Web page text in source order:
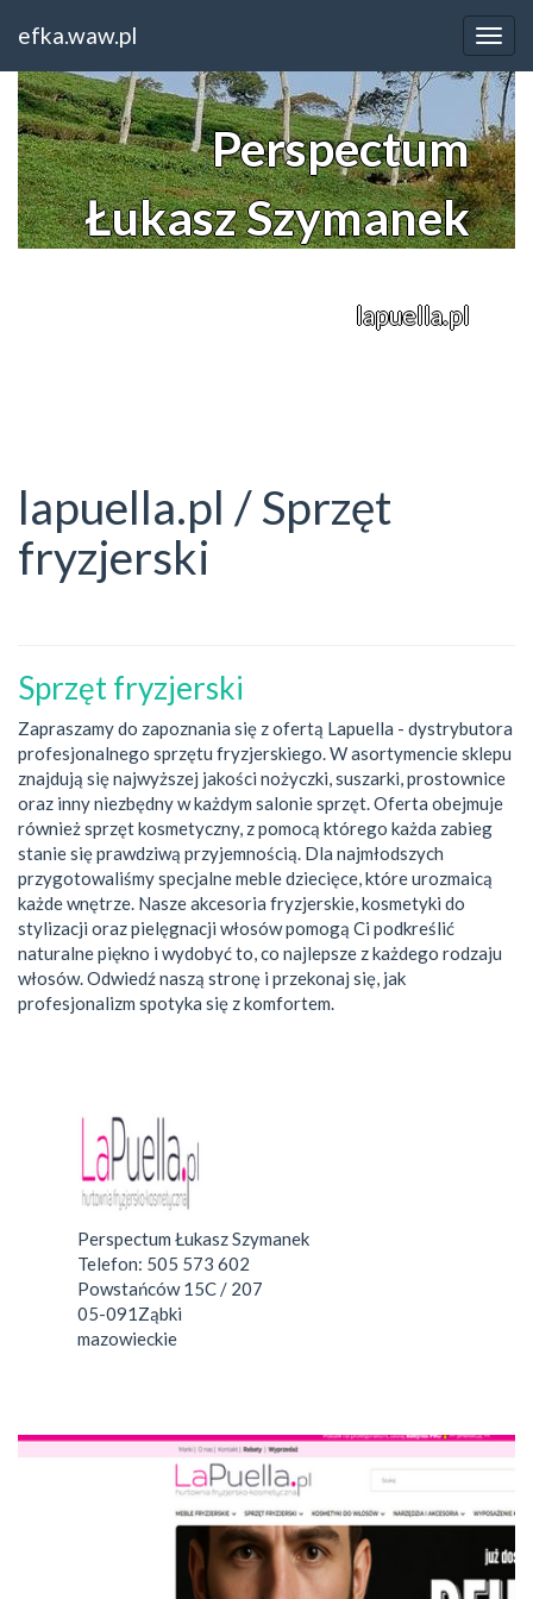
efka.waw.pl
Perspectum
Łukasz Szymanek
lapuella.pl
lapuella.pl / Sprzęt
fryzjerski
Sprzęt fryzjerski
Zapraszamy do zapoznania się z ofertą Lapuella - dystrybutora
profesjonalnego sprzętu fryzjerskiego. W asortymencie sklepu
znajdują się najwyższej jakości nożyczki, suszarki, prostownice
oraz inny niezbędny w każdym salonie sprzęt. Oferta obejmuje
również sprzęt kosmetyczny, z pomocą którego każda zabieg
stanie się prawdziwą przyjemnością. Dla najmłodszych
przygotowaliśmy specjalne meble dziecięce, które urozmaicą
każde wnętrze. Nasze akcesoria fryzjerskie, kosmetyki do
stylizacji oraz pielęgnacji włosów pomogą Ci podkreślić
naturalne piękno i wydobyć to, co najlepsze z każdego rodzaju
włosów. Odwiedź naszą stronę i przekonaj się, jak
profesjonalizm spotyka się z komfortem.
Perspectum Łukasz Szymanek
Telefon: 505 573 602
Powstańców 15C / 207
05-091Ząbki
mazowieckie